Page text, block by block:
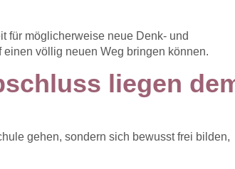
für möglicherweise neue Denk- und
völlig neuen Weg bringen können.
liegen
gehen, sondern sich bewusst frei bilden,